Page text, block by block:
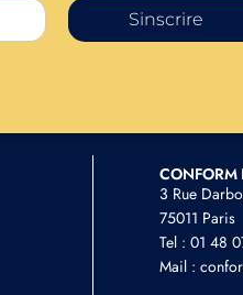
Sinscrire
CONFORM
3 Rue
75011 Paris
Tel : 01 48
Mail :